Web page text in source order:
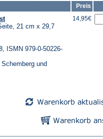
Preis
21 cm x 29,7
ISMN 979-0-50226-
und
14,95€